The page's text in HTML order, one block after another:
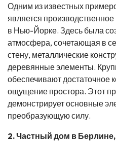
Одним из известных
является
в Нью-Йорке. Здесь была
атмосфера, сочетающая в
стену, металлические
деревянные элементы.
обеспечивают достаточное
ощущение простора. Этот
демонстрирует основные
преобразующую силу.
2. Частный дом в